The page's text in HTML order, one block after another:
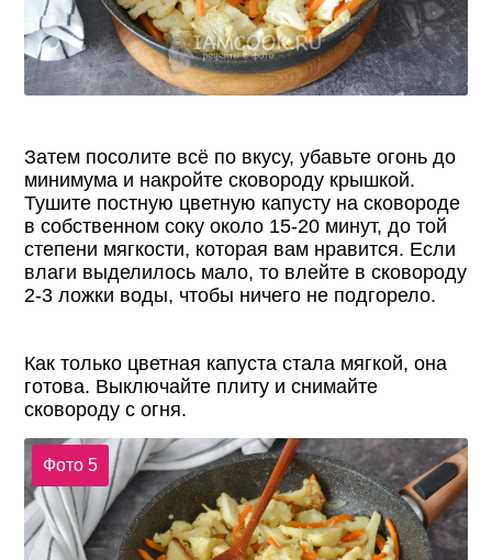
Затем посолите всё по вкусу, убавьте огонь до
минимума и накройте сковороду крышкой.
Тушите постную цветную капусту на сковороде
в собственном соку около 15-20 минут, до той
степени мягкости, которая вам нравится. Если
влаги выделилось мало, то влейте в сковороду
2-3 ложки воды, чтобы ничего не подгорело.
Как только цветная капуста стала мягкой, она
готова. Выключайте плиту и снимайте
сковороду с огня.
Фото 5